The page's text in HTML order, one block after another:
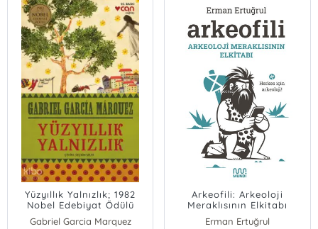
Yüzyıllık Yalnızlık; 1982
Nobel Edebiyat Ödülü
Gabriel Garcia Marquez
Arkeofili: Arkeoloji
Meraklısının Elkitabı
Erman Ertuğrul